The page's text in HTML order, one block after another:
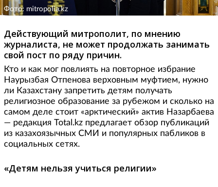
Фото: mitropolia.kz
Действующий митрополит, по мнению
журналиста, не может продолжать занимать
свой пост по ряду причин.
Кто и как мог повлиять на повторное избрание
Наурызбая Отпенова верховным муфтием, нужно
ли Казахстану запретить детям получать
религиозное образование за рубежом и сколько на
самом деле стоит «арктический» актив Назарбаева
— редакция Total.kz предлагает обзор публикаций
из казахоязычных СМИ и популярных пабликов в
социальных сетях.
«Детям нельзя учиться религии»